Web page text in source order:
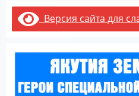
Версия сайта для